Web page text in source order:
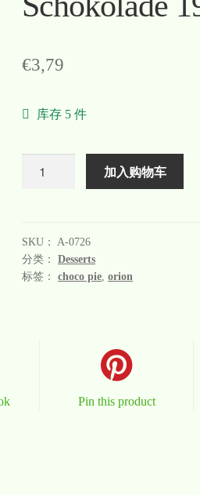
€3,79
库存 5 件
加入购物车
SKU： A-0726
分类：Desserts
标签：choco pie ,orion
Pin this product